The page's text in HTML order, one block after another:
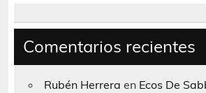
Comentarios recientes
Rubén Herrera en Ecos De